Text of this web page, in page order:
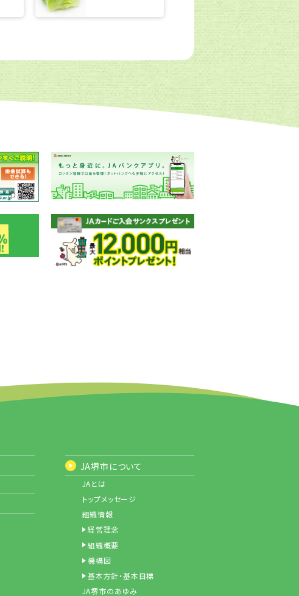
JA堺市について
JAとは
トップメッセージ
組織情報
経営理念
組織概要
機構図
基本方針・基本目標
JA堺市のあゆみ